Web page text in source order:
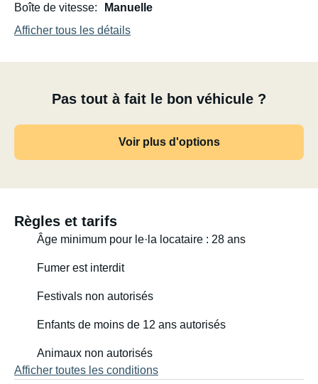
Boîte de vitesse
Manuelle
Afficher tous les détails
Pas tout à fait le bon véhicule ?
Voir plus d'options
Règles et tarifs
Âge minimum pour le·la locataire : 28 ans
Fumer est interdit
Festivals non autorisés
Enfants de moins de 12 ans autorisés
Animaux non autorisés
Afficher toutes les conditions